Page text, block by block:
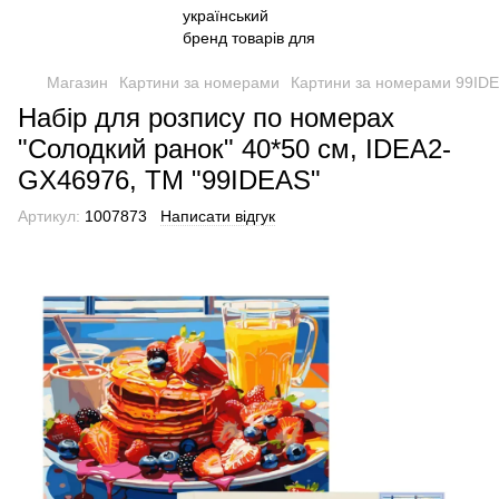
Магазин Картини за номерами Картини за номерами
Набір для розпису по номерах
"Солодкий ранок" 40*50 см, IDEA2-
GX46976, ТМ "99IDEAS"
Артикул: 1007873 Написати відгук